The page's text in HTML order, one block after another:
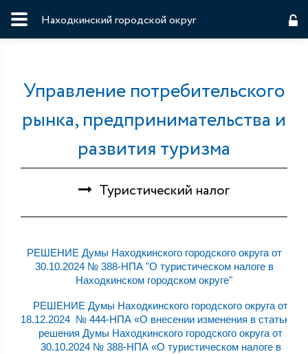
Находкинский городской округ
Управление потребительского
рынка, предпринимательства и
развития туризма
Туристический налог
РЕШЕНИЕ Думы Находкинского городского округа от
30.10.2024 № 388-НПА "О туристическом налоге в
Находкинском городском округе"
РЕШЕНИЕ Думы Находкинского городского округа от
18.12.2024 № 444-НПА «О внесении изменения в статью 2
решения Думы Находкинского городского округа от
30.10.2024 № 388-НПА «О туристическом налоге в